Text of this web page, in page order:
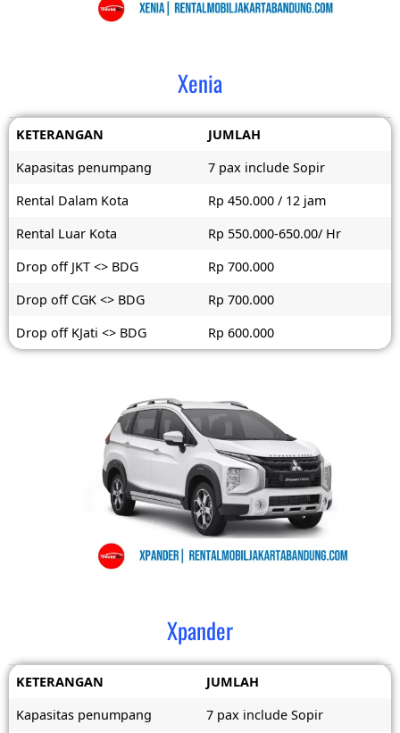
Xenia
KETERANGAN
JUMLAH
Kapasitas penumpang
7 pax include Sopir
Rental Dalam Kota
Rp 450.000 / 12 jam
Rental Luar Kota
Rp 550.000-650.00/ Hr
Drop off JKT <> BDG
Rp 700.000
Drop off CGK <> BDG
Rp 700.000
Drop off KJati <> BDG
Rp 600.000
Xpander
KETERANGAN
JUMLAH
Kapasitas penumpang
7 pax include Sopir